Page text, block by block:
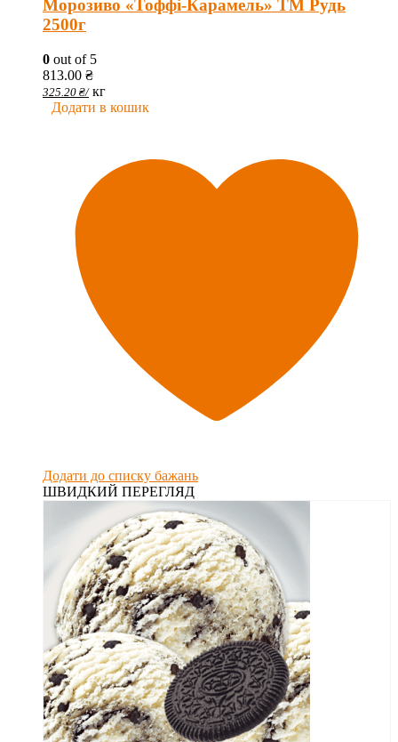
Морозиво «Тоффі-Карамель» ТМ Рудь
2500г
0 out of 5
813.00 ₴
325.20 ₴/ кг
Додати в кошик
Додати до списку бажань
ШВИДКИЙ ПЕРЕГЛЯД